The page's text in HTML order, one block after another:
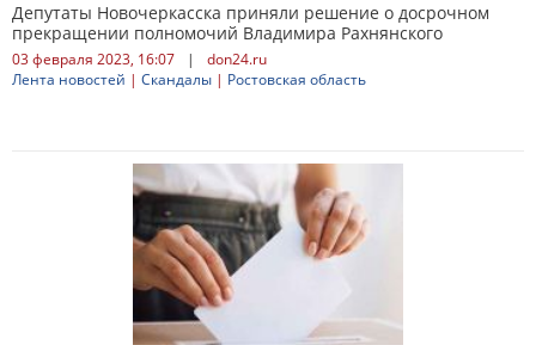
Депутаты Новочеркасска приняли решение о досрочном
прекращении полномочий Владимира Рахнянского
03 февраля 2023, 16:07 |
don24.ru
Лента новостей | Скандалы | Ростовская область